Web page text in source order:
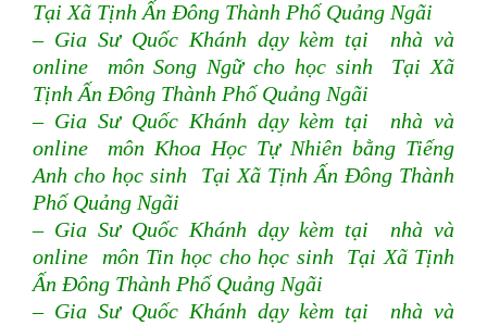
Tại Xã Tịnh Ấn Đông Thành Phố Quảng Ngãi
– Gia Sư Quốc Khánh dạy kèm tại nhà và
online môn Song Ngữ cho học sinh Tại Xã
Tịnh Ấn Đông Thành Phố Quảng Ngãi
– Gia Sư Quốc Khánh dạy kèm tại nhà và
online môn Khoa Học Tự Nhiên bằng Tiếng
Anh cho học sinh Tại Xã Tịnh Ấn Đông Thành
Phố Quảng Ngãi
– Gia Sư Quốc Khánh dạy kèm tại nhà và
online môn Tin học cho học sinh Tại Xã Tịnh
Ấn Đông Thành Phố Quảng Ngãi
– Gia Sư Quốc Khánh dạy kèm tại nhà và